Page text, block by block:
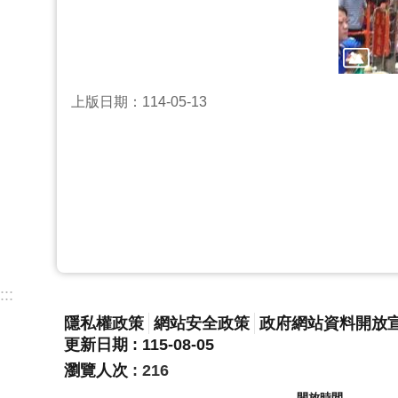
上版日期：114-05-13
:::
隱私權政策 網站安全政策 政府網站資料開放
更新日期
115-08-05
瀏覽人次
216